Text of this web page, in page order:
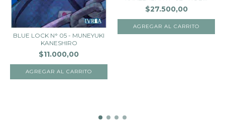
BLUE LOCK N° 05 - MUNEYUKI
KANESHIRO
$11.000,00
$27.500,00